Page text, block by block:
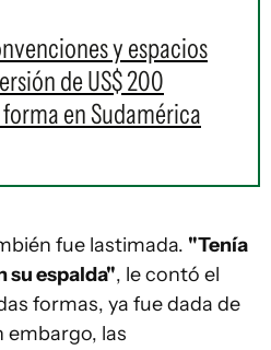
y espacios
de US$ 200
en Sudamérica
fue lastimada. "Tenía
su espalda", le contó el
formas, ya fue dada de
embargo, las